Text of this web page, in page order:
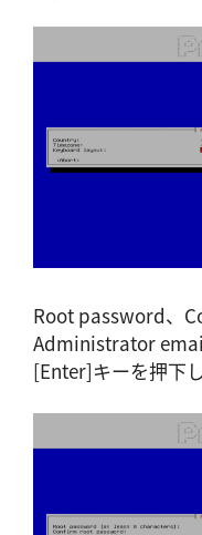
Root password、
Administrator
[Enter]キーを押下し